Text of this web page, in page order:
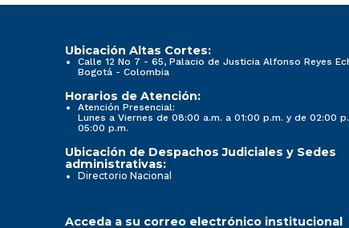
Ubicación Altas Cortes:
Calle 12 No 7 - 65, Palacio de Justicia Alfonso Reyes
Bogotá - Colombia
Horarios de Atención:
Atención Presencial:
Lunes a Viernes de 08:00 a.m. a 01:00 p.m. y de 02:00
05:00 p.m.
Ubicación de Despachos Judiciales y Sedes
administrativas:
Directorio Nacional
Acceda a su correo electrónico institucional